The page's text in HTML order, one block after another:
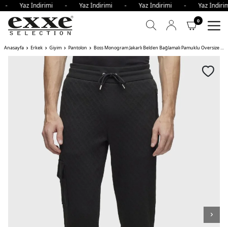
- Yaz İndirimi - Yaz İndirimi - Yaz İndirimi - Yaz
0
Anasayfa Erkek Giyim Pantolon Boss Monogram Jakarlı Belden Bağlamalı Pamuklu Oversize Spor Erkek Pantolon